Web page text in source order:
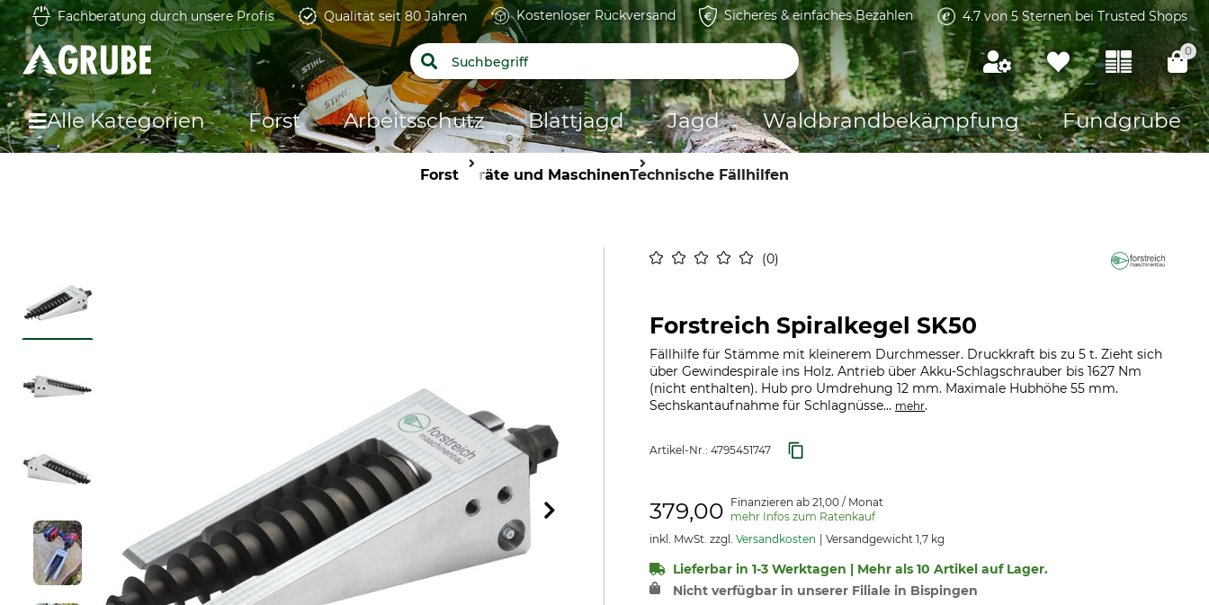
Fachberatung durch unsere Profis Qualität seit 80 Jahren Kostenloser Rückversand Sicheres & einfaches Bezahlen 4.7 von 5 Sternen bei Trusted Shops
0
Alle Kategorien Forst Arbeitsschutz Blattjagd Jagd Waldbrandbekämpfung Fundgrube
Forst Geräte und MaschinenTechnische Fällhilfen
0
Forstreich Spiralkegel SK50
Fällhilfe für Stämme mit kleinerem Durchmesser. Druckkraft bis zu 5 t. Zieht sich
über Gewindespirale ins Holz. Antrieb über Akku-Schlagschrauber bis 1627 Nm
(nicht enthalten). Hub pro Umdrehung 12 mm. Maximale Hubhöhe 55 mm.
Sechskantaufnahme für Schlagnüsse... mehr.
Artikel-Nr.: 4795451747
379,00 Finanzieren ab 21,00 / Monat
mehr Infos zum Ratenkauf
inkl. MwSt. zzgl. Versandkosten Versandgewicht 1,7 kg
Lieferbar in 1-3 Werktagen | Mehr als 10 Artikel auf Lager.
Nicht verfügbar in unserer Filiale in Bispingen